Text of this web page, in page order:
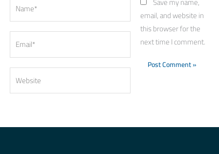
email, and website in
this browser for the
next time I comment.